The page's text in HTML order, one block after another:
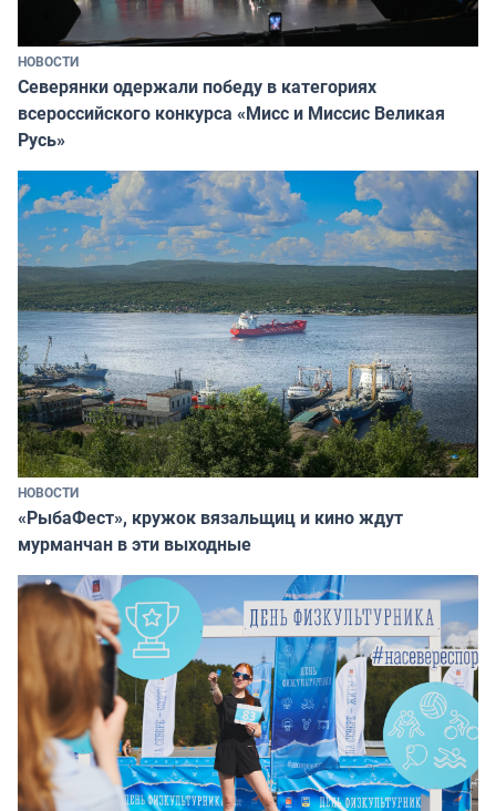
НОВОСТИ
Северянки одержали победу в категориях
всероссийского конкурса «Мисс и Миссис Великая
Русь»
НОВОСТИ
«РыбаФест», кружок вязальщиц и кино ждут
мурманчан в эти выходные